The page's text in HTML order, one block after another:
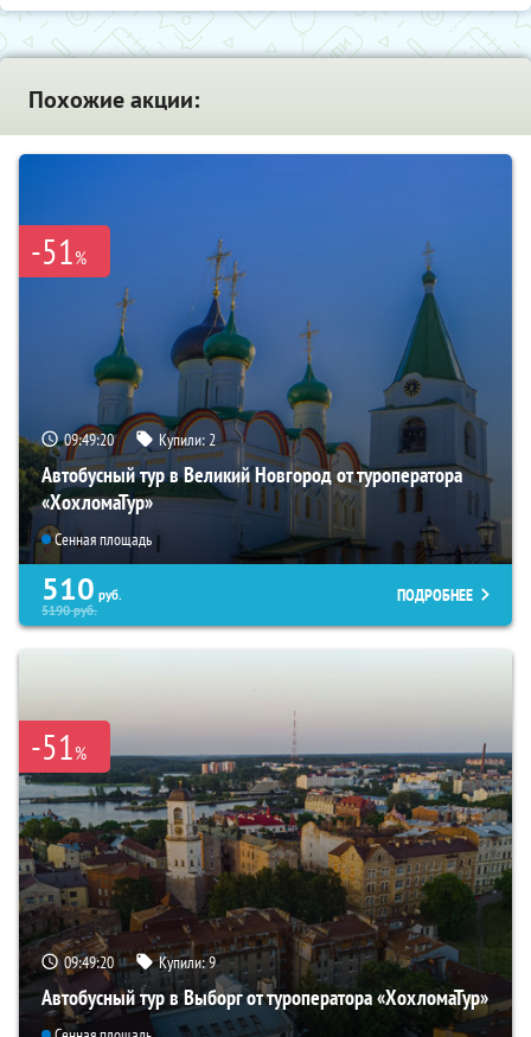
Похожие акции:
-51%
09:49:18 Купили:2
Автобусный тур в Великий Новгород от туроператора
«ХохломаТур»
Сенная площадь
510 руб.
5190руб.
ПОДРОБНЕЕ
-51%
09:49:18 Купили:9
Автобусный тур в Выборг от туроператора «ХохломаТур»